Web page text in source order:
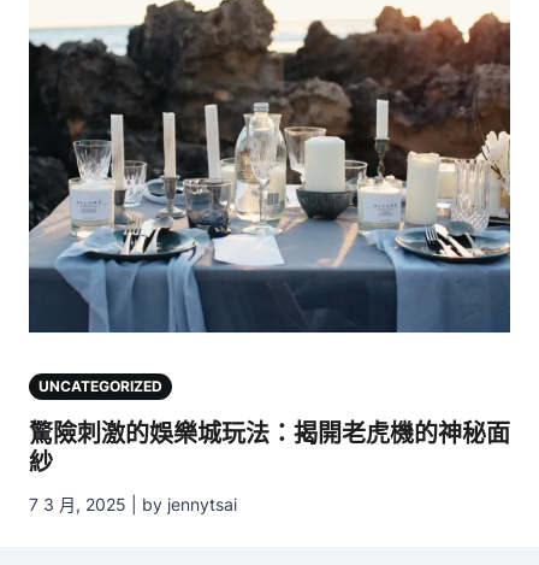
UNCATEGORIZED
驚險刺激的娛樂城玩法：揭開老虎機的神秘面
紗
7 3 月, 2025 | by jennytsai